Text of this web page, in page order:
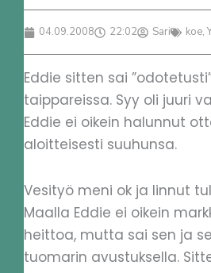
04.09.2008 22:02 Sari koe,
Eddie sitten sai
taippareissa. Syy oli juuri
Eddie ei oikein halunnut
aloitteisesti suuhunsa.
Vesityö meni ok ja linnut
Maalla Eddie ei oikein
heittoa, mutta sai sen ja
tuomarin avustuksella.